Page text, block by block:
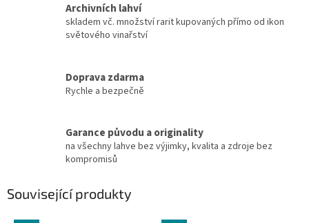
Archivních lahví
skladem vč. množství rarit kupovaných přímo od ikon
světového vinařství
Doprava zdarma
Rychle a bezpečně
Garance původu a originality
na všechny lahve bez výjimky, kvalita a zdroje bez
kompromisů
Související produkty